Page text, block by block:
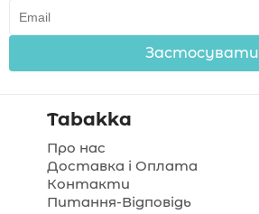
Застосувати
Tabakka
Про нас
Доставка і Оплата
Контакти
Питання-Відповідь